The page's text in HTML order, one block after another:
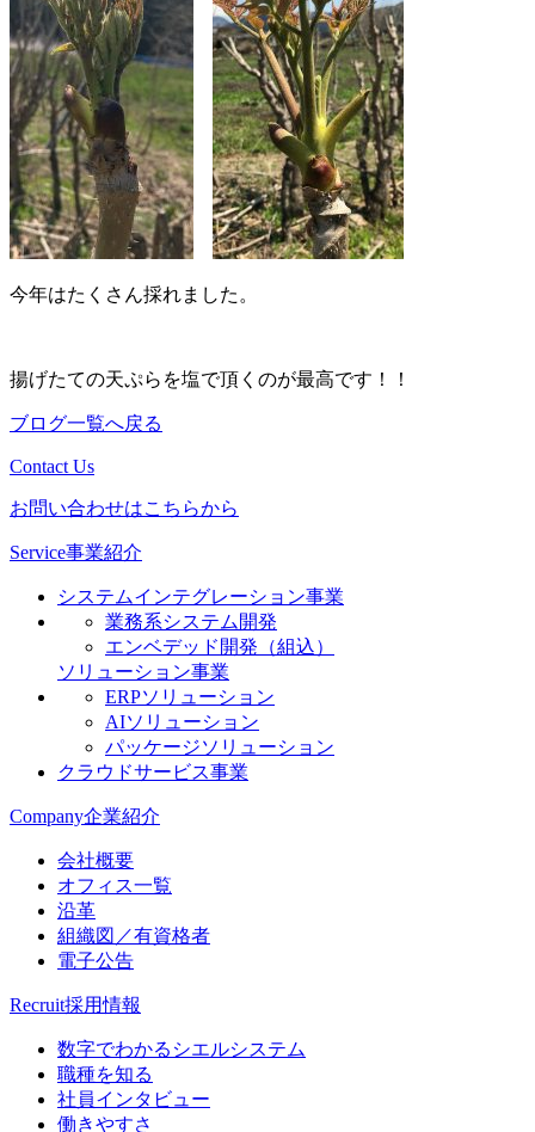
今年はたくさん採れました。
揚げたての天ぷらを塩で頂くのが最高です！！
ブログ一覧へ戻る
Contact Us
お問い合わせはこちらから
Service事業紹介
システムインテグレーション事業
業務系システム開発
エンベデッド開発（組込）
ソリューション事業
ERPソリューション
AIソリューション
パッケージソリューション
クラウドサービス事業
Company企業紹介
会社概要
オフィス一覧
沿革
組織図／有資格者
電子公告
Recruit採用情報
数字でわかるシエルシステム
職種を知る
社員インタビュー
働きやすさ